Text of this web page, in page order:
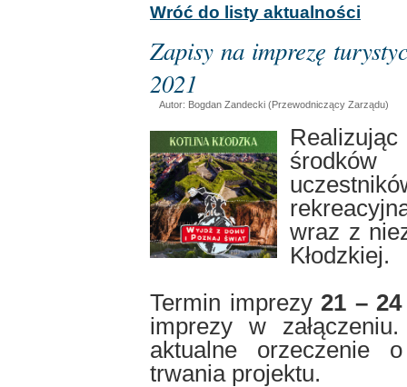
Wróć do listy aktualności
Zapisy na imprezę
2021
Autor: Bogdan Zandecki (Przewodniczący Zarządu)
środków
wraz z
Kłodzkiej.
Termin imprezy 21 –
imprezy w
aktualne orzeczenie
trwania projektu.